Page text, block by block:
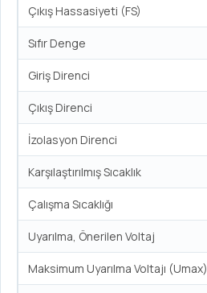
Çıkış Hassasiyeti (FS)
Sıfır Denge
Giriş Direnci
Çıkış Direnci
İzolasyon Direnci
Karşılaştırılmış Sıcaklık
Çalışma Sıcaklığı
Uyarılma, Önerilen Voltaj
Maksimum Uyarılma Voltajı (Umax)